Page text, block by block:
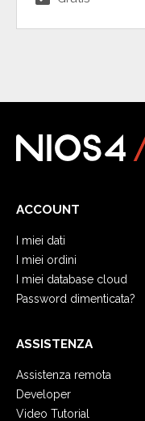
ACCOUNT
I miei dati
I miei ordini
I miei database cloud
Password dimenticata?
ASSISTENZA
Assistenza remota
Developer
Video Tutorial